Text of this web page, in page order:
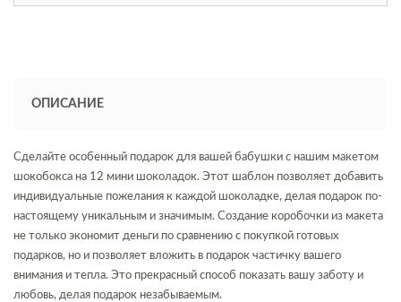
ОПИСАНИЕ
Сделайте особенный подарок для вашей бабушки с нашим макетом
шокобокса на 12 мини шоколадок. Этот шаблон позволяет добавить
индивидуальные пожелания к каждой шоколадке, делая подарок по-
настоящему уникальным и значимым. Создание коробочки из макета
не только экономит деньги по сравнению с покупкой готовых
подарков, но и позволяет вложить в подарок частичку вашего
внимания и тепла. Это прекрасный способ показать вашу заботу и
любовь, делая подарок незабываемым.